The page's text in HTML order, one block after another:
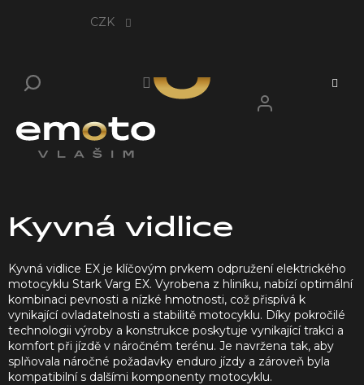
CZK
Kyvná vidlice
Kyvná vidlice EX je klíčovým prvkem odpružení elektrického
motocyklu Stark Varg EX. Vyrobena z hliníku, nabízí optimální
kombinaci pevnosti a nízké hmotnosti, což přispívá k
vynikající ovladatelnosti a stabilitě motocyklu. Díky pokročilé
technologii výroby a konstrukce poskytuje vynikající trakci a
komfort při jízdě v náročném terénu. Je navržena tak, aby
splňovala náročné požadavky enduro jízdy a zároveň byla
kompatibilní s dalšími komponenty motocyklu.